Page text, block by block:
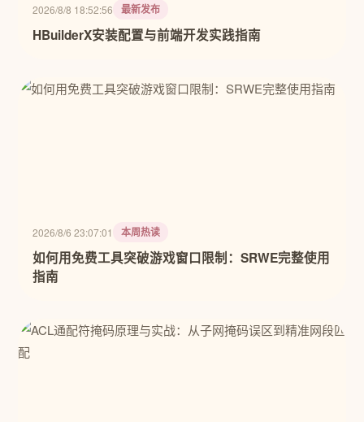
2026/8/8 18:52:56 最新发布
HBuilderX安装配置与前端开发实践指南
2026/8/6 23:07:01 本周热读
如何用免费工具突破游戏窗口限制：SRWE完整使用
指南